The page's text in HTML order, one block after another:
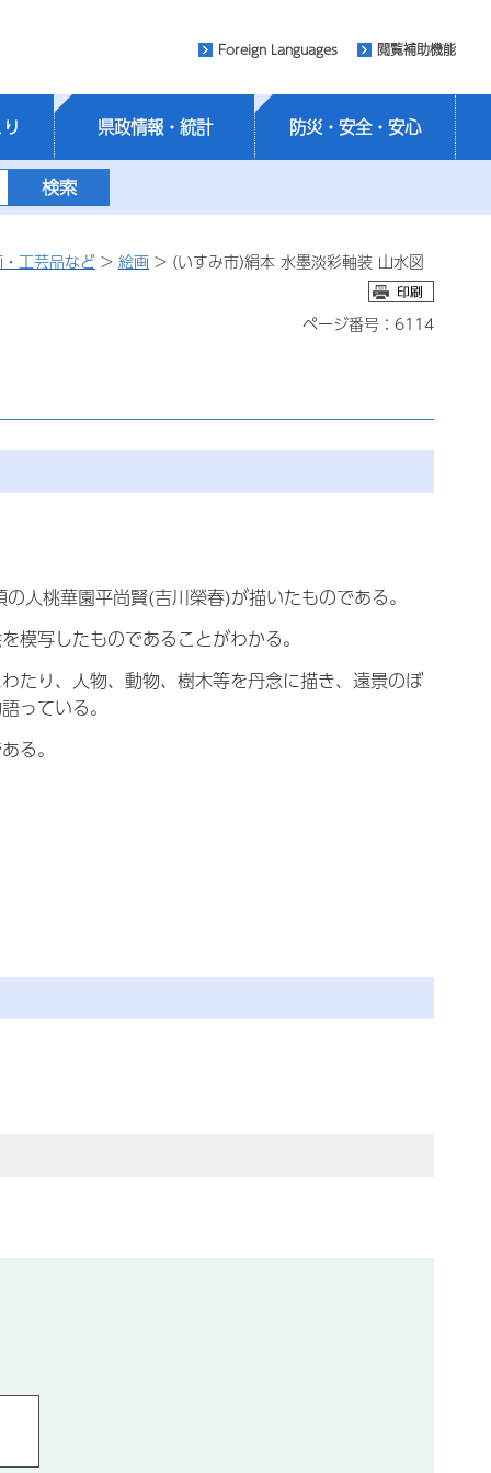
Foreign Languages 閲覧補助機能
県政情報・統計 防災・安全・安心
工芸品など > 絵画 > (いすみ市)絹本 水墨淡彩軸装 山水図
ページ番号：6114
桃華園平尚賢(吉川榮春)が描いたものである。
模写したものであることがわかる。
たり、人物、動物、樹木等を丹念に描き、遠景のぼ
っている。
る。